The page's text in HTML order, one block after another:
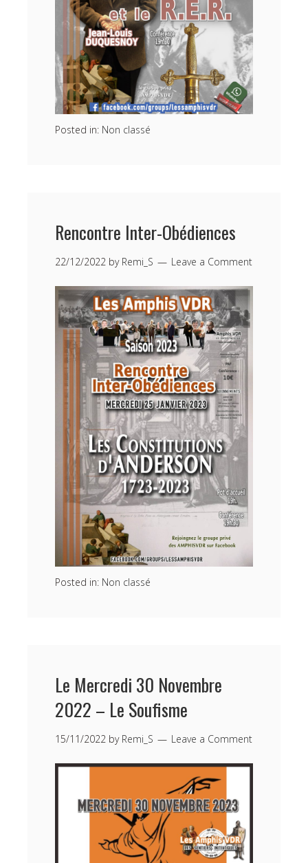
Posted in: Non classé
Rencontre Inter-Obédiences
22/12/2022 by Remi_S Leave a Comment
Posted in: Non classé
Le Mercredi 30 Novembre
2022 – Le Soufisme
15/11/2022 by Remi_S Leave a Comment